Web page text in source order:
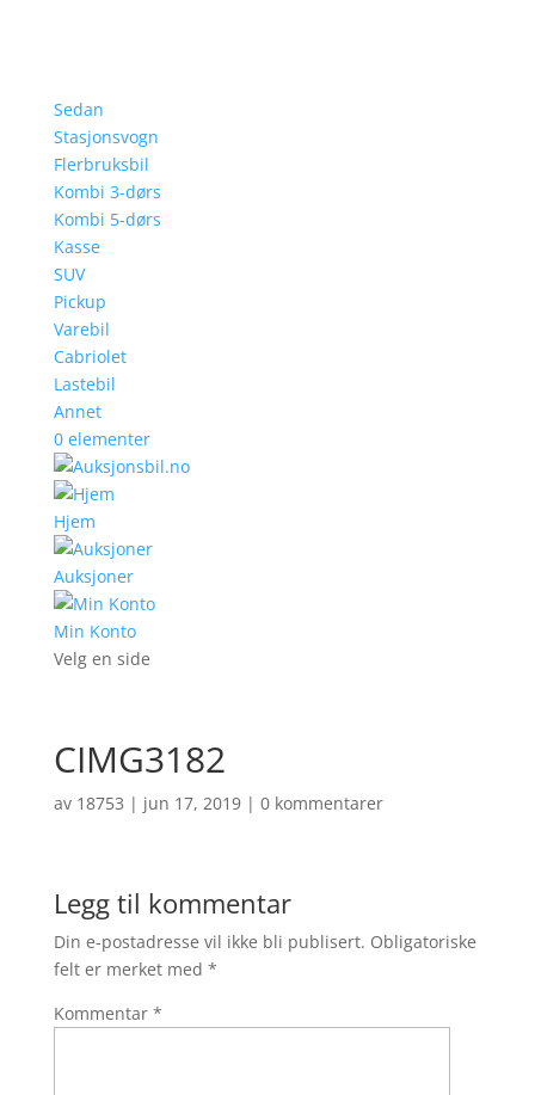
Sedan
Stasjonsvogn
Flerbruksbil
Kombi 3-dørs
Kombi 5-dørs
Kasse
SUV
Pickup
Varebil
Cabriolet
Lastebil
Annet
0 elementer
Hjem
Auksjoner
Min Konto
Velg en side
CIMG3182
av 18753 | jun 17, 2019| 0 kommentarer
Legg til kommentar
Din e-postadresse vil ikke bli publisert. Obligatoriske
felt er merket med *
Kommentar *